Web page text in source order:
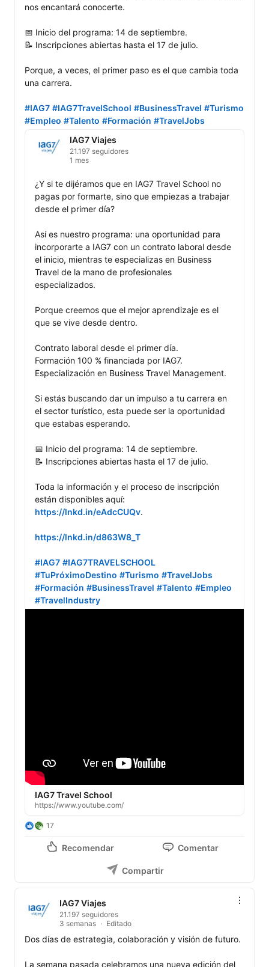
nos encantará conocerte.
📅 Inicio del programa: 14 de septiembre.
📝 Inscripciones abiertas hasta el 17 de julio.
Porque, a veces, el primer paso es el que cambia toda
una carrera.
#IAG7 #IAG7TravelSchool #BusinessTravel #Turismo
#Empleo #Talento #Formación #TravelJobs
IAG7 Viajes
21.197 seguidores
1 mes
¿Y si te dijéramos que en IAG7 Travel School no
pagas por formarte, sino que empiezas a trabajar
desde el primer día?
Así es nuestro programa: una oportunidad para
incorporarte a IAG7 con un contrato laboral desde
el inicio, mientras te especializas en Business
Travel de la mano de profesionales
especializados.
Porque creemos que el mejor aprendizaje es el
que se vive desde dentro.
Contrato laboral desde el primer día.
Formación 100 % financiada por IAG7.
Especialización en Business Travel Management.
Si estás buscando dar un impulso a tu carrera en
el sector turístico, esta puede ser la oportunidad
que estabas esperando.
📅 Inicio del programa: 14 de septiembre.
📝 Inscripciones abiertas hasta el 17 de julio.
Toda la información y el proceso de inscripción
https://lnkd.in/eAdcCUQv.
https://lnkd.in/d863W8_T
#IAG7 #IAG7TRAVELSCHOOL
#TuPróximoDestino #Turismo #TravelJobs
#Formación #BusinessTravel #Talento #Empleo
#TravelIndustry
IAG7 Travel School
https://www.youtube.com/
17
Recomendar Comentar
Compartir
IAG7 Viajes
21.197 seguidores
3 semanas
Editado
Dos días de estrategia, colaboración y visión de futuro.
La semana pasada celebramos una nueva edición del